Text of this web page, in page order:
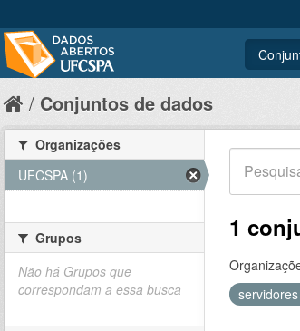
Conjuntos de dados
1
servidores
Organizações
UFCSPA (1)
Grupos
Não há Grupos que
correspondam a essa busca